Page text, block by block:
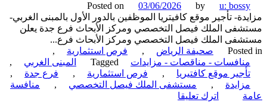
Posted on 03/06/2026 by
u:
تأجير موقع كافيتريا الموظفين بالدور الأول بالمبنى الغربي-
الملك فيصل التخصصي ومركز الأبحاث فرع جدة يعلن
الملك فيصل التخصصي ومركز الأبحاث فرع...
صحيفة الرياض , فرص استثمارية
,
- مناقصات - مزايدات
Tagged المبنى الغربي
,
موقع كافتيريا
, فرص استثمارية , فرع جدة
,
, مستشفى الملك فيصل التخصصي ,
منافسة
اترك تعليقاon